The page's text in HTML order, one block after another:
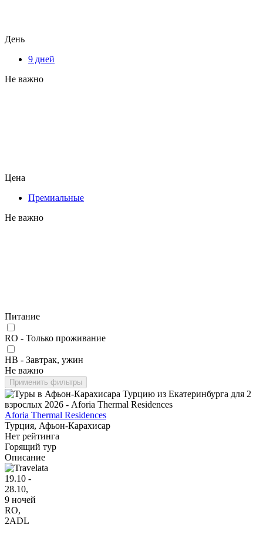
День
9 дней
Не важно
Цена
Премиальные
Не важно
Питание
RO - Только проживание
HB - Завтрак, ужин
Не важно
Применить фильтры
Aforia Thermal Residences
Турция, Афьон-Карахисар
Нет рейтинга
Горящий тур
Описание
19.10 -
28.10,
9 ночей
RO,
2ADL